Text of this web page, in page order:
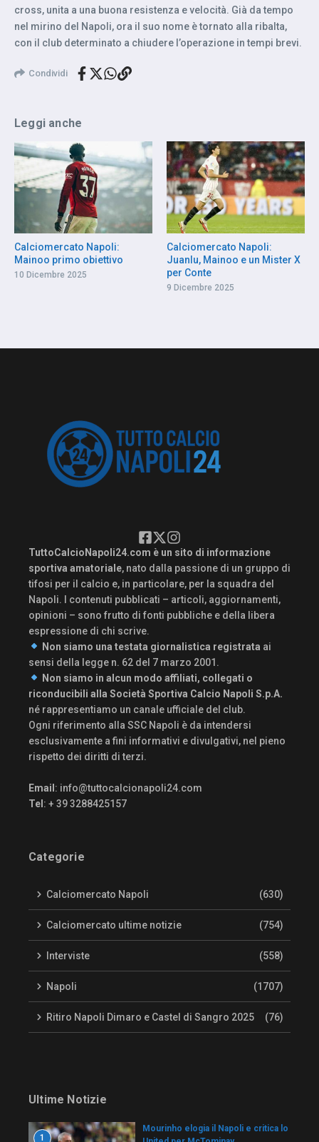
cross, unita a una buona resistenza e velocità. Già da tempo
nel mirino del Napoli, ora il suo nome è tornato alla ribalta,
con il club determinato a chiudere l’operazione in tempi brevi.
Condividi
Leggi anche
Calciomercato Napoli:
Mainoo primo obiettivo
10 Dicembre 2025
Calciomercato Napoli:
Juanlu, Mainoo e un Mister X
per Conte
9 Dicembre 2025
TuttoCalcioNapoli24.com è un sito di informazione
sportiva amatoriale, nato dalla passione di un gruppo di
tifosi per il calcio e, in particolare, per la squadra del
Napoli. I contenuti pubblicati – articoli, aggiornamenti,
opinioni – sono frutto di fonti pubbliche e della libera
espressione di chi scrive.
Non siamo una testata giornalistica registrata ai
sensi della legge n. 62 del 7 marzo 2001.
Non siamo in alcun modo affiliati, collegati o
riconducibili alla Società Sportiva Calcio Napoli S.p.A.
né rappresentiamo un canale ufficiale del club.
Ogni riferimento alla SSC Napoli è da intendersi
esclusivamente a fini informativi e divulgativi, nel pieno
rispetto dei diritti di terzi.
Email : info@tuttocalcionapoli24.com
Tel : + 39 3288425157
Categorie
Calciomercato Napoli (630)
Calciomercato ultime notizie (754)
Interviste (558)
Napoli (1707)
Ritiro Napoli Dimaro e Castel di Sangro 2025 (76)
Ultime Notizie
1
Mourinho elogia il Napoli e critica lo